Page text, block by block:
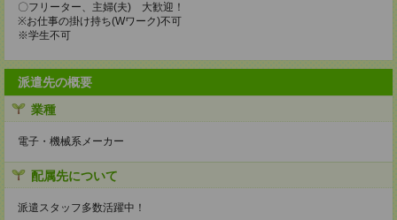
〇フリーター、主婦(夫) 大歓迎！
※お仕事の掛け持ち(Wワーク)不可
※学生不可
派遣先の概要
業種
電子・機械系メーカー
配属先について
派遣スタッフ多数活躍中！